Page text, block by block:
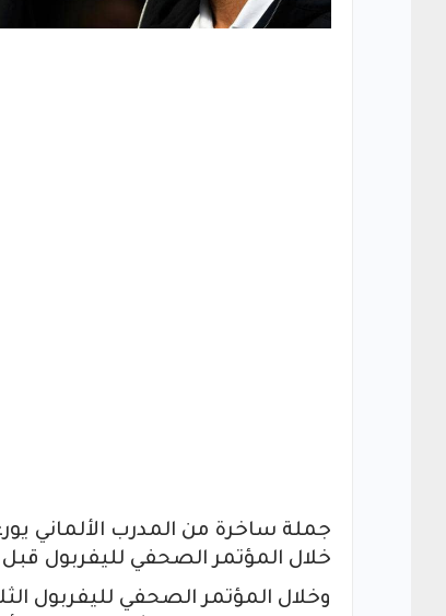
جملة ساخرة من المدرب الألماني
خلال المؤتمر الصحفي لليفربول
وخلال المؤتمر الصحفي لليفربول